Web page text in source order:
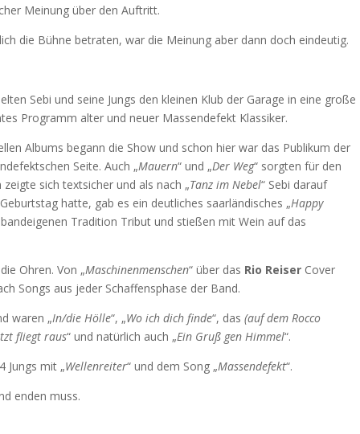
Meinung über den Auftritt.
die Bühne betraten, war die Meinung aber dann doch eindeutig.
Sebi und seine Jungs den kleinen Klub der Garage in eine große
Programm alter und neuer Massendefekt Klassiker.
Albums begann die Show und schon hier war das Publikum der
Seite. Auch „Mauern“ und „Der Weg“ sorgten für den
sich textsicher und als nach „Tanz im Nebel“ Sebi darauf
hatte, gab es ein deutliches saarländisches „Happy
Tradition Tribut und stießen mit Wein auf das
Ohren. Von „Maschinenmenschen“ über das Rio Reiser Cover
Songs aus jeder Schaffensphase der Band.
waren „In/die Hölle“, „Wo ich dich finde“, das (auf dem Rocco
fliegt raus“ und natürlich auch „Ein Gruß gen Himmel“.
Jungs mit „Wellenreiter“ und dem Song „Massendefekt“.
enden muss.